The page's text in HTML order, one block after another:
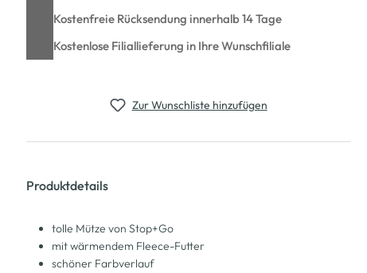
Kostenfreie Rücksendung innerhalb 14 Tage
Kostenlose Filiallieferung in Ihre Wunschfiliale
Zur Wunschliste hinzufügen
Produktdetails
tolle Mütze von Stop+Go
mit wärmendem Fleece-Futter
schöner Farbverlauf